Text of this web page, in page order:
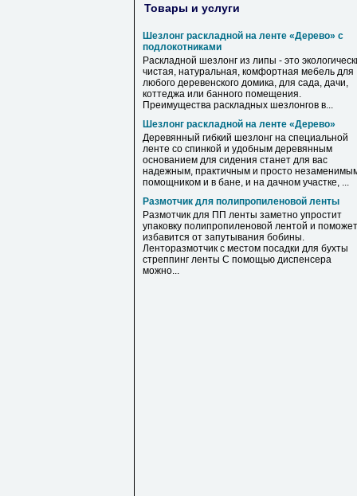
Товары и услуги
Шезлонг раскладной на ленте «Дерево» с
подлокотниками
Раскладной шезлонг из липы - это
чистая, натуральная, комфортная мебель для
любого деревенского домика, для сада, дачи,
коттеджа или банного помещения.
Преимущества раскладных шезлонгов в...
Шезлонг раскладной на ленте «Дерево»
Деревянный гибкий шезлонг на специальной
ленте со спинкой и удобным деревянным
основанием для сидения станет для вас
надежным, практичным и просто
помощником и в бане, и на дачном участке, ...
Размотчик для полипропиленовой ленты
Размотчик для ПП ленты заметно упростит
упаковку полипропиленовой лентой и поможет
избавится от запутывания бобины.
Ленторазмотчик с местом посадки для бухты
стреппинг ленты С помощью диспенсера
можно...